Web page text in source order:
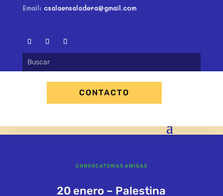
Email: csalaensaladera@gmail.com
CONTACTO
CONVOCATORIAS AMIGAS
20 enero – Palestina